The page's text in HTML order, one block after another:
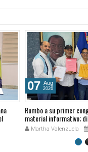
07 Aug
2026
Rumbo a su primer
material informativo;
hacia la historia
Martha Valenzuela